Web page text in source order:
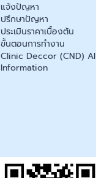
แจ้งปัญหา
ปรึกษาปัญหา
ประเมินราคาเบื้องต้น
ขั้นตอนการทำงาน
Clinic Deccor (CND) AI
Information